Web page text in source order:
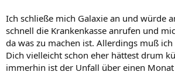
Ich schließe mich Galaxie an und würde
schnell die Krankenkasse anrufen und
da was zu machen ist. Allerdings muß ich
Dich vielleicht schon eher hättest drum
immerhin ist der Unfall über einen Monat